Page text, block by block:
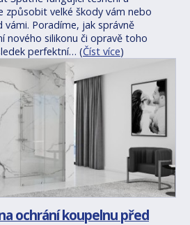
způsobit velké škody vám nebo
Poradíme, jak správně
nového silikonu či opravě toho
perfektní… (Číst více)
ochrání koupelnu před